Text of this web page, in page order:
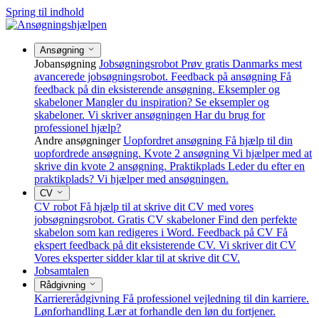
Spring til indhold
Ansøgning
Jobansøgning Jobsøgningsrobot Prøv gratis Danmarks mest
avancerede jobsøgningsrobot. Feedback på ansøgning Få
feedback på din eksisterende ansøgning. Eksempler og
skabeloner Mangler du inspiration? Se eksempler og
skabeloner. Vi skriver ansøgningen Har du brug for
professionel hjælp?
Andre ansøgninger Uopfordret ansøgning Få hjælp til din
uopfordrede ansøgning. Kvote 2 ansøgning Vi hjælper med at
skrive din kvote 2 ansøgning. Praktikplads Leder du efter en
praktikplads? Vi hjælper med ansøgningen.
CV
CV robot Få hjælp til at skrive dit CV med vores
jobsøgningsrobot. Gratis CV skabeloner Find den perfekte
skabelon som kan redigeres i Word. Feedback på CV Få
ekspert feedback på dit eksisterende CV. Vi skriver dit CV
Vores eksperter sidder klar til at skrive dit CV.
Jobsamtalen
Rådgivning
Karriererådgivning Få professionel vejledning til din karriere.
Lønforhandling Lær at forhandle den løn du fortjener.